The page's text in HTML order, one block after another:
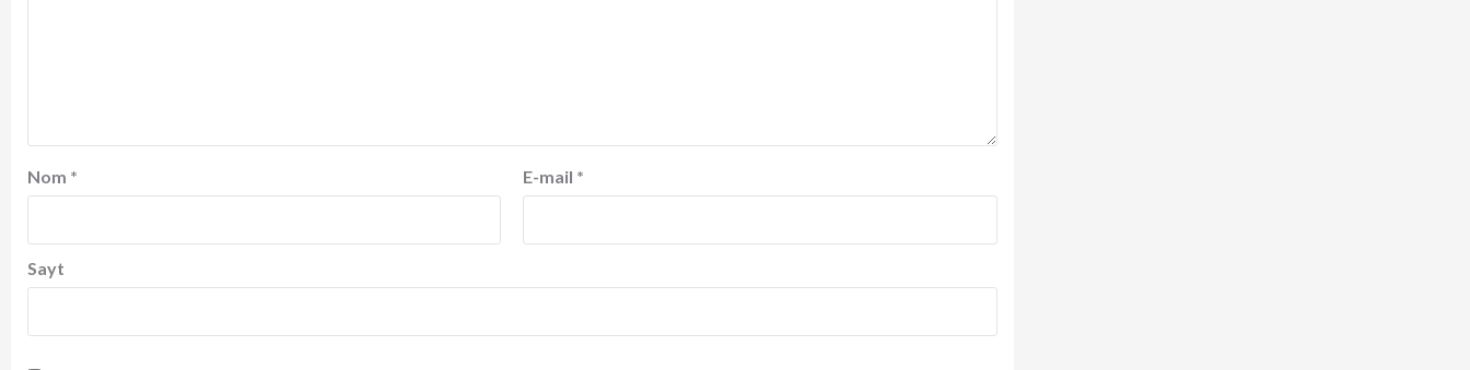
Nom * E-mail *
Sayt